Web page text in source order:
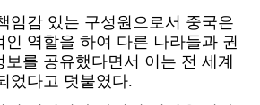
임감 있는 구성원으로서 중국은
역할을 하여 다른 나라들과 권
를 공유했다면서 이는 전 세계
었다고 덧붙였다.